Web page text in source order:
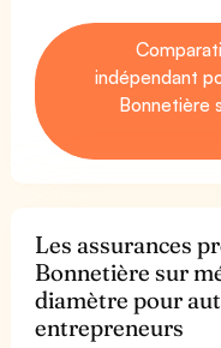
indépendant
Bonnetière
Les assurances
Bonnetière sur
diamètre pour
entrepreneurs